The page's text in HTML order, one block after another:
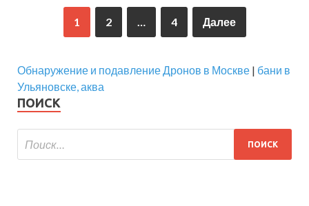
1 2 … 4 Далее
Обнаружение и подавление Дронов в Москве | бани в
Ульяновске, аква
ПОИСК